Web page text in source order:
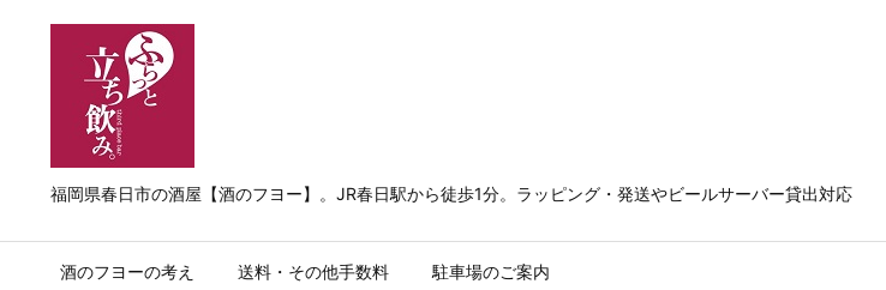
福岡県春日市の酒屋【酒のフヨー】。JR春日駅から徒歩1分。ラッピング・発送やビールサーバー貸出対応
酒のフヨーの考え 送料・その他手数料 駐車場のご案内